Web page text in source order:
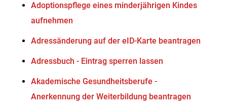
Adoptionspflege eines minderjährigen Kindes
aufnehmen
Adressänderung auf der eID-Karte beantragen
Adressbuch - Eintrag sperren lassen
Akademische Gesundheitsberufe -
Anerkennung der Weiterbildung beantragen